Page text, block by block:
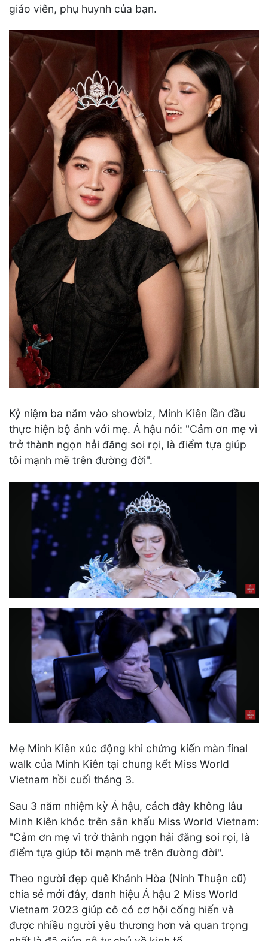
giáo viên, phụ huynh của bạn.
Kỷ niệm ba năm vào showbiz, Minh Kiên lần đầu
thực hiện bộ ảnh với mẹ. Á hậu nói: "Cảm ơn mẹ vì
trở thành ngọn hải đăng soi rọi, là điểm tựa giúp
tôi mạnh mẽ trên đường đời".
Mẹ Minh Kiên xúc động khi chứng kiến màn final
walk của Minh Kiên tại chung kết Miss World
Vietnam hồi cuối tháng 3.
Sau 3 năm nhiệm kỳ Á hậu, cách đây không lâu
Minh Kiên khóc trên sân khấu Miss World Vietnam:
"Cảm ơn mẹ vì trở thành ngọn hải đăng soi rọi, là
điểm tựa giúp tôi mạnh mẽ trên đường đời".
Theo người đẹp quê Khánh Hòa (Ninh Thuận cũ)
chia sẻ mới đây, danh hiệu Á hậu 2 Miss World
Vietnam 2023 giúp cô có cơ hội cống hiến và
được nhiều người yêu thương hơn và quan trọng